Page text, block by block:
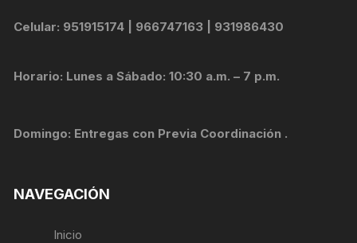
Celular: 951915174 | 966747163 | 931986430
Horario: Lunes a Sábado: 10:30 a.m. – 7 p.m.
Domingo: Entregas con Previa Coordinación .
NAVEGACIÓN
Inicio